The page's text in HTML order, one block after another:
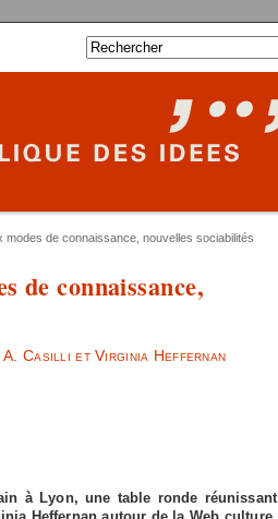
modes de connaissance, nouvelles sociabilités
de connaissance,
A. Casilli et Virginia Heffernan
à Lyon, une table ronde réunissant